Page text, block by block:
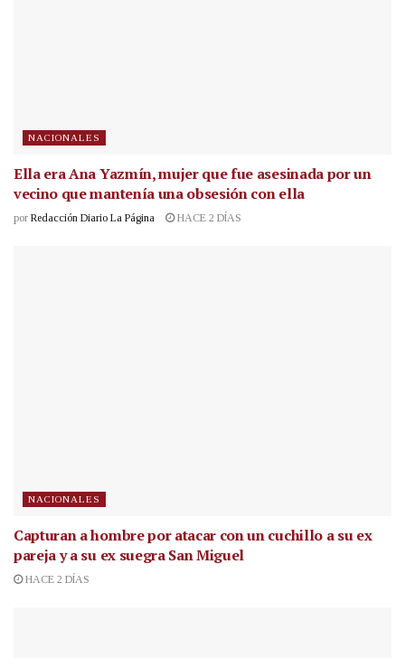
NACIONALES
Ella era Ana Yazmín, mujer que fue asesinada por un
vecino que mantenía una obsesión con ella
por Redacción Diario La Página HACE 2 DÍAS
NACIONALES
Capturan a hombre por atacar con un cuchillo a su ex
pareja y a su ex suegra San Miguel
HACE 2 DÍAS